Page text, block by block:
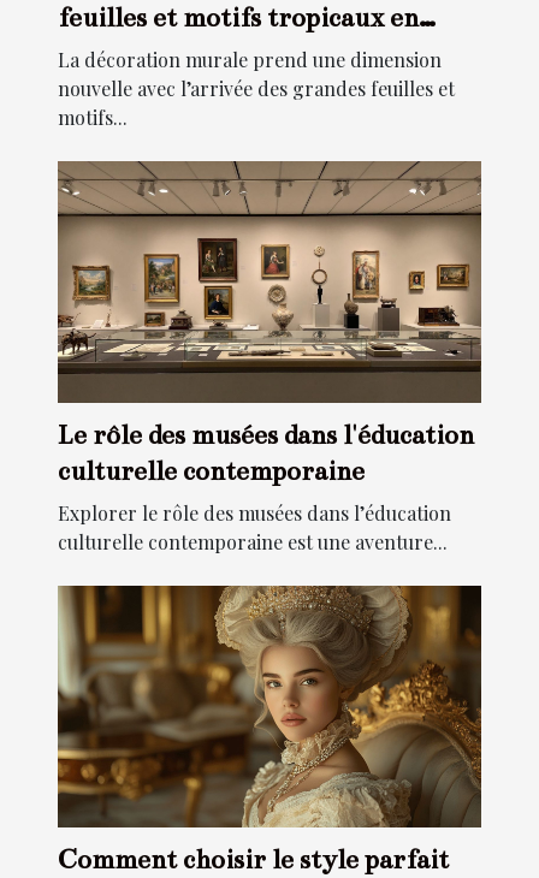
feuilles et motifs tropicaux en
décoration murale
La décoration murale prend une dimension
nouvelle avec l’arrivée des grandes feuilles et
motifs...
Le rôle des musées dans l'éducation
culturelle contemporaine
Explorer le rôle des musées dans l’éducation
culturelle contemporaine est une aventure...
Comment choisir le style parfait